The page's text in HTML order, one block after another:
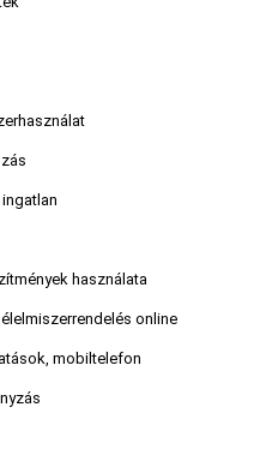
használata
online
mobiltelefon